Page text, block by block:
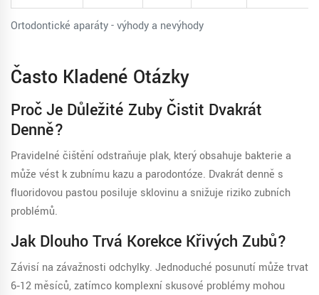
Ortodontické aparáty - výhody a nevýhody
Často Kladené Otázky
Proč Je Důležité Zuby Čistit Dvakrát
Denně?
Pravidelné čištění odstraňuje plak, který obsahuje bakterie a
může vést k zubnímu kazu a parodontóze. Dvakrát denně s
fluoridovou pastou posiluje sklovinu a snižuje riziko zubních
problémů.
Jak Dlouho Trvá Korekce Křivých Zubů?
Závisí na závažnosti odchylky. Jednoduché posunutí může trvat
6‑12 měsíců, zatímco komplexní skusové problémy mohou